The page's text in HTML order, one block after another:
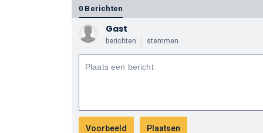
0 Berichten
Gast
berichten stemmen